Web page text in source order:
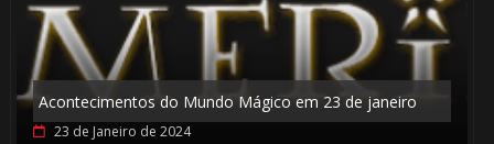
Acontecimentos do Mundo Mágico em 23 de janeiro
23 de Janeiro de 2024